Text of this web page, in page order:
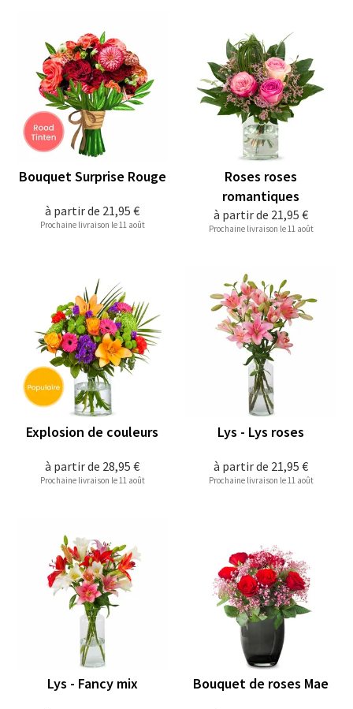
à partir de 21,95 €
Bouquet Surprise Rouge
Prochaine livraison le 11 août
à partir de 21,95 €
Roses roses
romantiques
Prochaine livraison le 11 août
à partir de 28,95 €
Explosion de couleurs
Prochaine livraison le 11 août
à partir de 21,95 €
Lys - Lys roses
Prochaine livraison le 11 août
Lys - Fancy mix Bouquet de roses Mae